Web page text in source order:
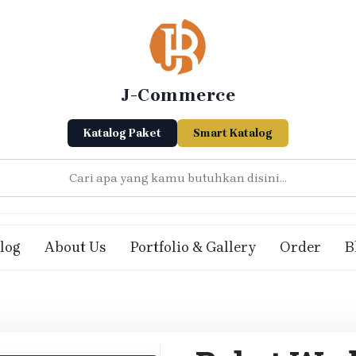
J-Commerce
Katalog Paket Smart Katalog
About Us Portfolio & Gallery Order